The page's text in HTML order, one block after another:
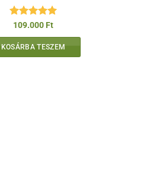
Értékelés:5
109.000 Ft
KOSÁRBA TESZEM